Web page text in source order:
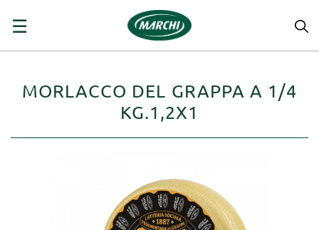
navigazione
☰
MORLACCO DEL GRAPPA A 1/4
KG.1,2X1